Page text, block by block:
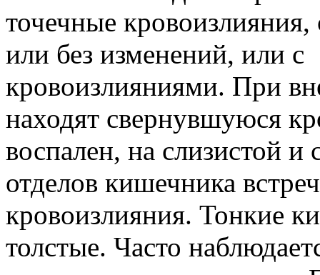
точечные
или без изменений, или с
кровоизлияниями. При
находят свернувшуюся
воспален, на слизистой и
отделов кишечника
кровоизлияния. Тонкие
толстые. Часто